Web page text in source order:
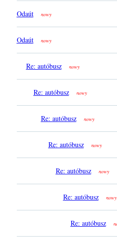
Odaút nowy
Odaút nowy
Re: autóbusz nowy
Re: autóbusz nowy
Re: autóbusz nowy
Re: autóbusz nowy
Re: autóbusz nowy
Re: autóbusz nowy
Re: autóbusz